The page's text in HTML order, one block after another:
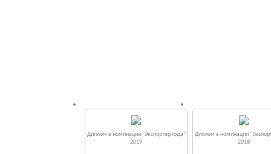
Диплом в номинации "Экспортер года"
2019
Диплом в номинации
2018